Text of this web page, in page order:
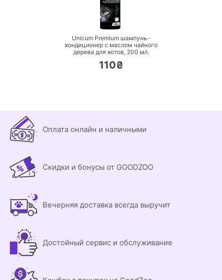
ПЕРЕЙТИ
Unicum Premium шампунь-
кондиционер с маслом чайного
дерева для котов, 200 мл.
110₴
Оплата онлайн и наличными
Скидки и бонусы от GOODZOO
Вечерняя доставка всегда выручит
Достойный сервис и обслуживание